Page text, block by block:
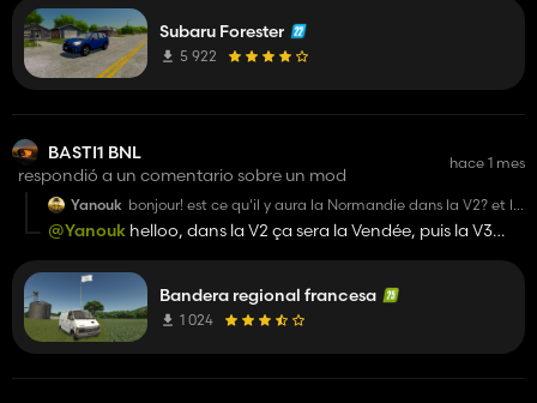
But it doesn't matter at all !
Subaru Forester
5 922
BASTI1 BNL
respondió a un comentario sobre un mod
hace 1 mes
Yanouk bonjour! est ce qu'il y aura la Normandie dans la V2? et la
Bretagne pour mon copain petit breton mignon? 😂
@Yanouk helloo, dans la V2 ça sera la Vendée, puis la V3
Bretagne
Bandera regional francesa
1 024